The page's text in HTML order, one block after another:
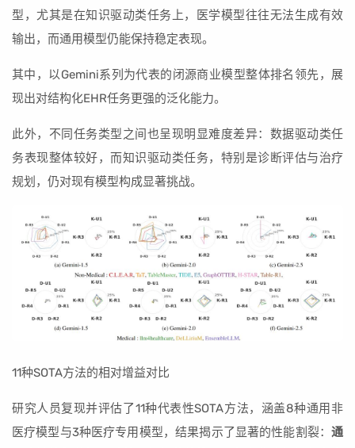
型，尤其是在知识驱动类任务上，医学模型往往无法生成有效
输出，而通用模型仍能保持稳定表现。
其中，以Gemini系列为代表的闭源商业模型整体排名领先，展
现出对结构化EHR任务更强的泛化能力。
此外，不同任务类型之间也呈现明显难度差异：数据驱动类任
务表现整体较好，而知识驱动类任务，特别是诊断评估与治疗
规划，仍对现有模型构成显著挑战。
11种SOTA方法的相对增益对比
研究人员复现并评估了11种代表性SOTA方法，涵盖8种通用非
医疗模型与3种医疗专用模型，结果揭示了显著的性能割裂： 通